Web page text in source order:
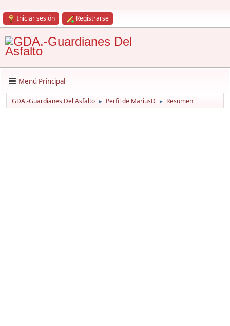
Iniciar sesión Registrarse
Menú Principal
GDA.-Guardianes Del Asfalto ► Perfil de MariusD ► Resumen